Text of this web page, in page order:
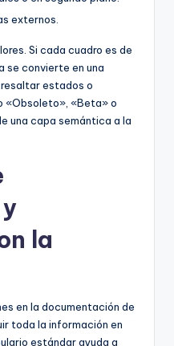
externos.
Si cada cuadro es de
se convierte en una
estados o
«Obsoleto», «Beta» o
una capa semántica a la
la
en la documentación de
toda la información en
estándar ayuda a